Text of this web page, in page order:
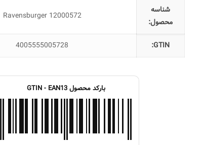
شناسه
محصول:
Ravensburger 12000572
GTIN:
4005555005728
بارکد محصول GTIN - EAN13